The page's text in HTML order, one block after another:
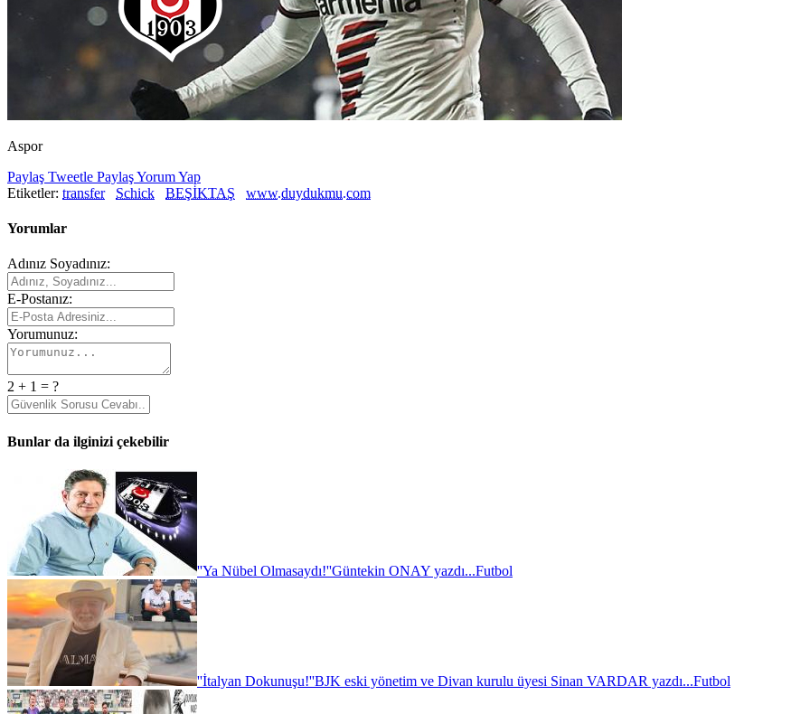
Aspor
Paylaş Tweetle PaylaşYorum Yap
Etiketler: transfer Schick BEŞİKTAŞ www.duydukmu.com
Yorumlar
Adınız Soyadınız:
E-Postanız:
Yorumunuz:
2 + 1 = ?
Bunlar da ilginizi çekebilir
''Ya Nübel Olmasaydı!''Güntekin ONAY yazdı...Futbol
''İtalyan Dokunuşu!''BJK eski yönetim ve Divan kurulu üyesi Sinan VARDAR yazdı...Futbol